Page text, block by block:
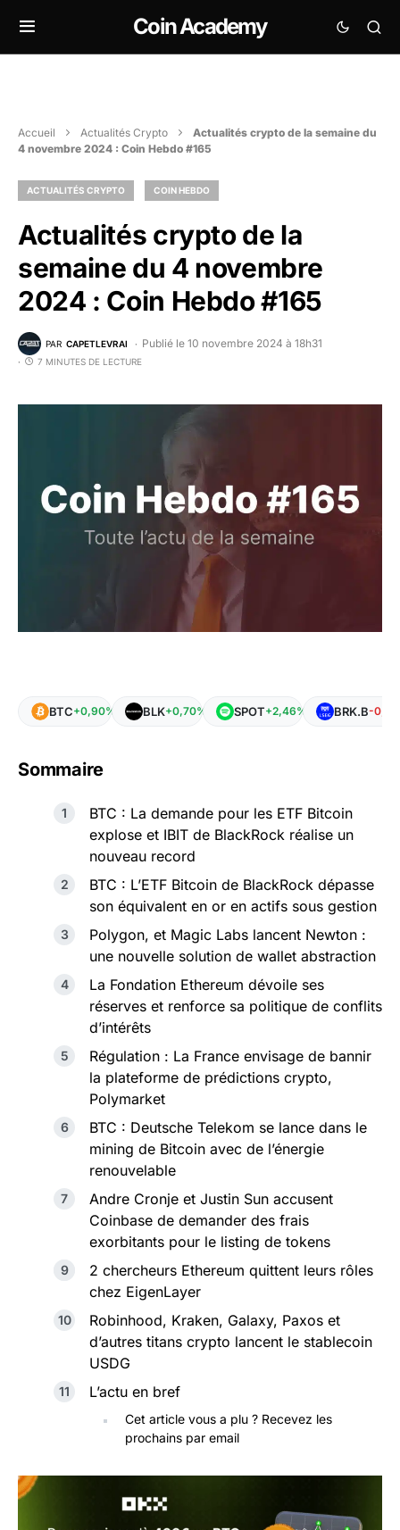
Coin Academy
Accueil Actualités Crypto
Actualités crypto de la semaine du
4 novembre 2024 : Coin Hebdo #165
ACTUALITÉS CRYPTO COIN HEBDO
Actualités crypto de la
semaine du 4 novembre
2024 : Coin Hebdo #165
PAR CAPETLEVRAI Publié le 10 novembre 2024 à 18h31
7 MINUTES DE LECTURE
BTC+0,90% BLK+0,70% SPOT+2,46% BRK.B-
Sommaire
BTC : La demande pour les ETF Bitcoin
explose et IBIT de BlackRock réalise un
nouveau record
BTC : L’ETF Bitcoin de BlackRock dépasse
son équivalent en or en actifs sous gestion
Polygon, et Magic Labs lancent Newton :
une nouvelle solution de wallet abstraction
La Fondation Ethereum dévoile ses
réserves et renforce sa politique de conflits
d’intérêts
Régulation : La France envisage de bannir
la plateforme de prédictions crypto,
Polymarket
BTC : Deutsche Telekom se lance dans le
mining de Bitcoin avec de l’énergie
renouvelable
Andre Cronje et Justin Sun accusent
Coinbase de demander des frais
exorbitants pour le listing de tokens
2 chercheurs Ethereum quittent leurs rôles
chez EigenLayer
Robinhood, Kraken, Galaxy, Paxos et
d’autres titans crypto lancent le stablecoin
USDG
L’actu en bref
Cet article vous a plu ? Recevez les
prochains par email